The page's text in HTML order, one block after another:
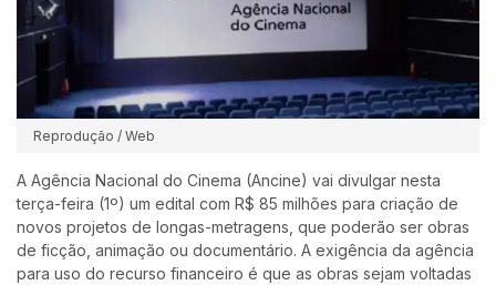
Reprodução / Web
A Agência Nacional do Cinema (Ancine) vai divulgar nesta
terça-feira (1º) um edital com R$ 85 milhões para criação de
novos projetos de longas-metragens, que poderão ser obras
de ficção, animação ou documentário. A exigência da agência
para uso do recurso financeiro é que as obras sejam voltadas